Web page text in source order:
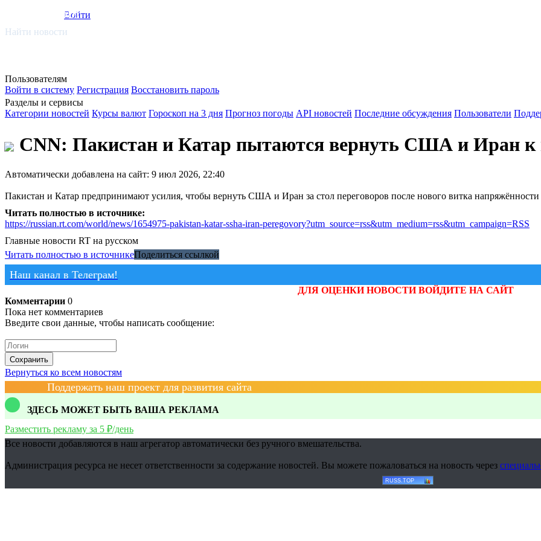
smi.mobi
Войти
Найти новости
Пользователям
Войти в систему Регистрация Восстановить пароль
Разделы и сервисы
Категории новостей Курсы валют Гороскоп на 3 дня Прогноз погоды API новостей Последние обсуждения Пользователи
CNN: Пакистан и Катар пытаются вернуть США и Иран к
Автоматически добавлена на сайт: 9 июл 2026, 22:40
Пакистан и Катар предпринимают усилия, чтобы вернуть США и Иран за стол переговоров после нового витка
Читать полностью в источнике:
https://russian.rt.com/world/news/1654975-pakistan-katar-ssha-iran-peregovory?utm_source=rss&utm_medium=rss&utm_campaign=RSS
Главные новости RT на русском
Читать полностью в источникеПоделиться ссылкой
Наш канал в Телеграм!
ДЛЯ ОЦЕНКИ НОВОСТИ ВОЙДИТЕ НА САЙТ
Комментарии 0
Пока нет комментариев
Введите свои данные, чтобы написать сообщение:
Сохранить
Вернуться ко всем новостям
Поддержать наш проект для развития сайта
ЗДЕСЬ МОЖЕТ БЫТЬ ВАША РЕКЛАМА
Разместить рекламу за 5 ₽/день
Все новости добавляются в наш агрегатор автоматически без ручного вмешательства.
Администрация ресурса не несет ответственности за содержание новостей. Вы можете пожаловаться на новость через